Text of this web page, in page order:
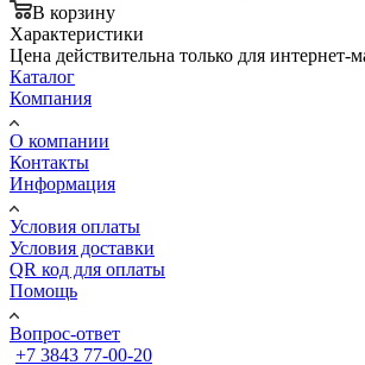
В корзину
Характеристики
Цена действительна только для
Каталог
Компания
О компании
Контакты
Информация
Условия оплаты
Условия доставки
QR код для оплаты
Помощь
Вопрос-ответ
+7 3843 77-00-20